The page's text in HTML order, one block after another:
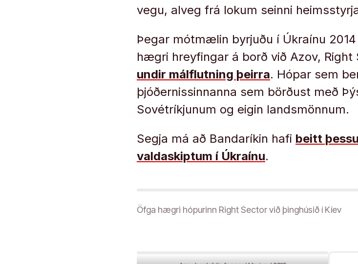
vegu, alveg frá lokum seinni
Þegar mótmælin byrjuðu í Úkraínu
hægri hreyfingar á borð við Azov, Right
undir málflutning þeirra. Hópar sem
þjóðernissinnanna sem börðust með
Sovétríkjunum og eigin landsmönnum.
Segja má að Bandaríkin hafi beitt
valdaskiptum í Úkraínu.
Öfga hægri hópurinn Right Sector við þinghúsið í Kíev